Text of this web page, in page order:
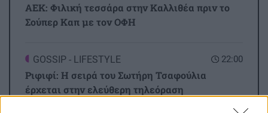
ΑΕΚ: Φιλική τεσσάρα στην Καλλιθέα πριν το
Σούπερ Καπ με τον ΟΦΗ
22:00
GOSSIP - LIFESTYLE
Ριφιφί: Η σειρά του Σωτήρη Τσαφούλια
έρχεται στην ελεύθερη τηλεόραση